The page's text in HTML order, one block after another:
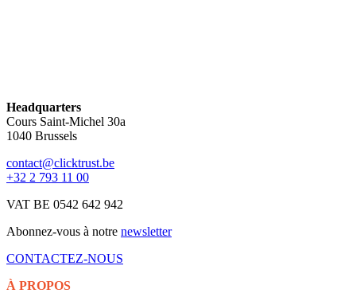
Headquarters
Cours Saint-Michel 30a
1040 Brussels
contact@clicktrust.be
+32 2 793 11 00
VAT BE 0542 642 942
Abonnez-vous à notre newsletter
CONTACTEZ-NOUS
À PROPOS